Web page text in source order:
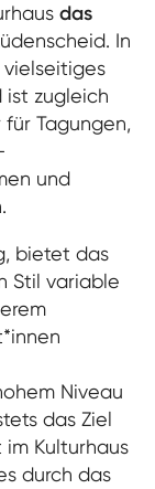
das
In
ist zugleich
Tagungen,
und
bietet das
Stil variable
Niveau
das Ziel
im Kulturhaus
durch das